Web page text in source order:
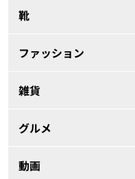
靴
ファッション
雑貨
グルメ
動画